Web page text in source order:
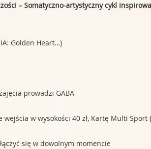
– Somatyczno-artystyczny cykl
Golden Heart…)
prowadzi GABA
w wysokości 40 zł, Kartę Multi Sport
się w dowolnym momencie